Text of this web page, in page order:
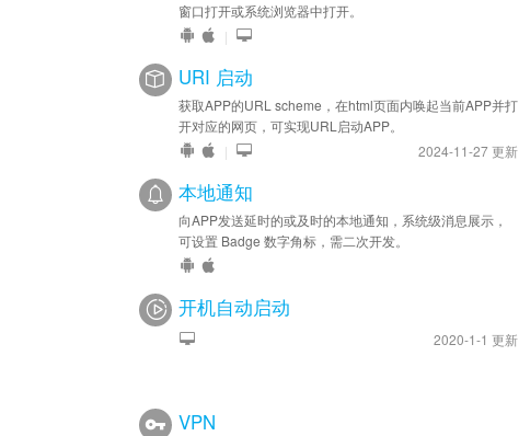
窗口打开或系统浏览器中打开。
|
URI 启动
获取APP的URL scheme，在html页面内唤起当前APP并打
开对应的网页，可实现URL启动APP。
|
2024-11-27 更新
本地通知
向APP发送延时的或及时的本地通知，系统级消息展示，
可设置 Badge 数字角标，需二次开发。
开机自动启动
2020-1-1 更新
VPN